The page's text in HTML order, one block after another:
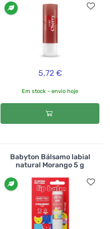
5,72 €
Em stock - envio hoje
Babyton Bálsamo labial
natural Morango 5 g